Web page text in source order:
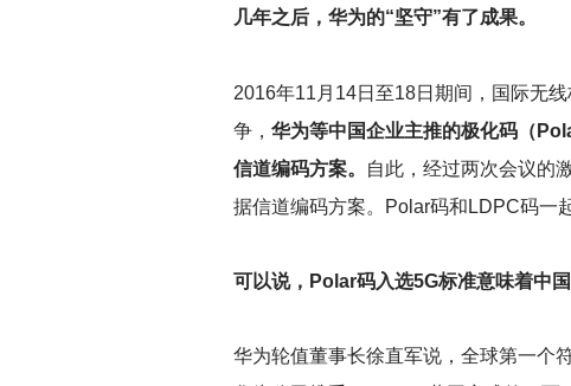
几年之后，华为的“坚守”有了成果。
2016年11月14日至18日期间，国际无
争， 华为等中国企业主推的极化码（
信道编码方案。
自此，经过两次会议的
据信道编码方案。Polar码和LDPC码一
可以说，Polar码入选5G标准意味着中
华为轮值董事长徐直军说，全球第一个